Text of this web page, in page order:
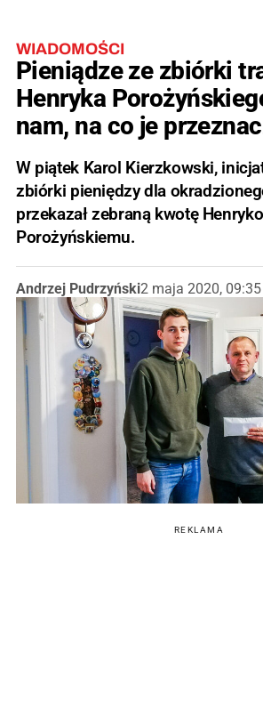
WIADOMOŚCI
Pieniądze ze zbiórki
Henryka
nam, na co je
W piątek Karol Kierzkowski,
zbiórki pieniędzy dla
przekazał zebraną kwotę
Porożyńskiemu.
Andrzej Pudrzyński2 maja 2020, 09:35
REKLAMA